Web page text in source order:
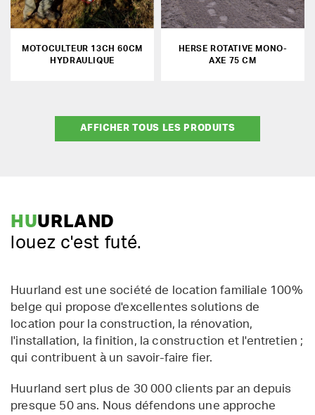
MOTOCULTEUR 13CH 60CM
HYDRAULIQUE
HERSE ROTATIVE MONO-
AXE 75 CM
AFFICHER TOUS LES PRODUITS
HUURLAND
louez c'est futé.
Huurland est une société de location familiale 100%
belge qui propose d'excellentes solutions de
location pour la construction, la rénovation,
l'installation, la finition, la construction et l'entretien ;
qui contribuent à un savoir-faire fier.
Huurland sert plus de 30 000 clients par an depuis
presque 50 ans. Nous défendons une approche